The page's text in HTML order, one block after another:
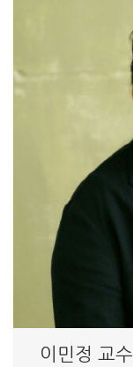
이민정 교수